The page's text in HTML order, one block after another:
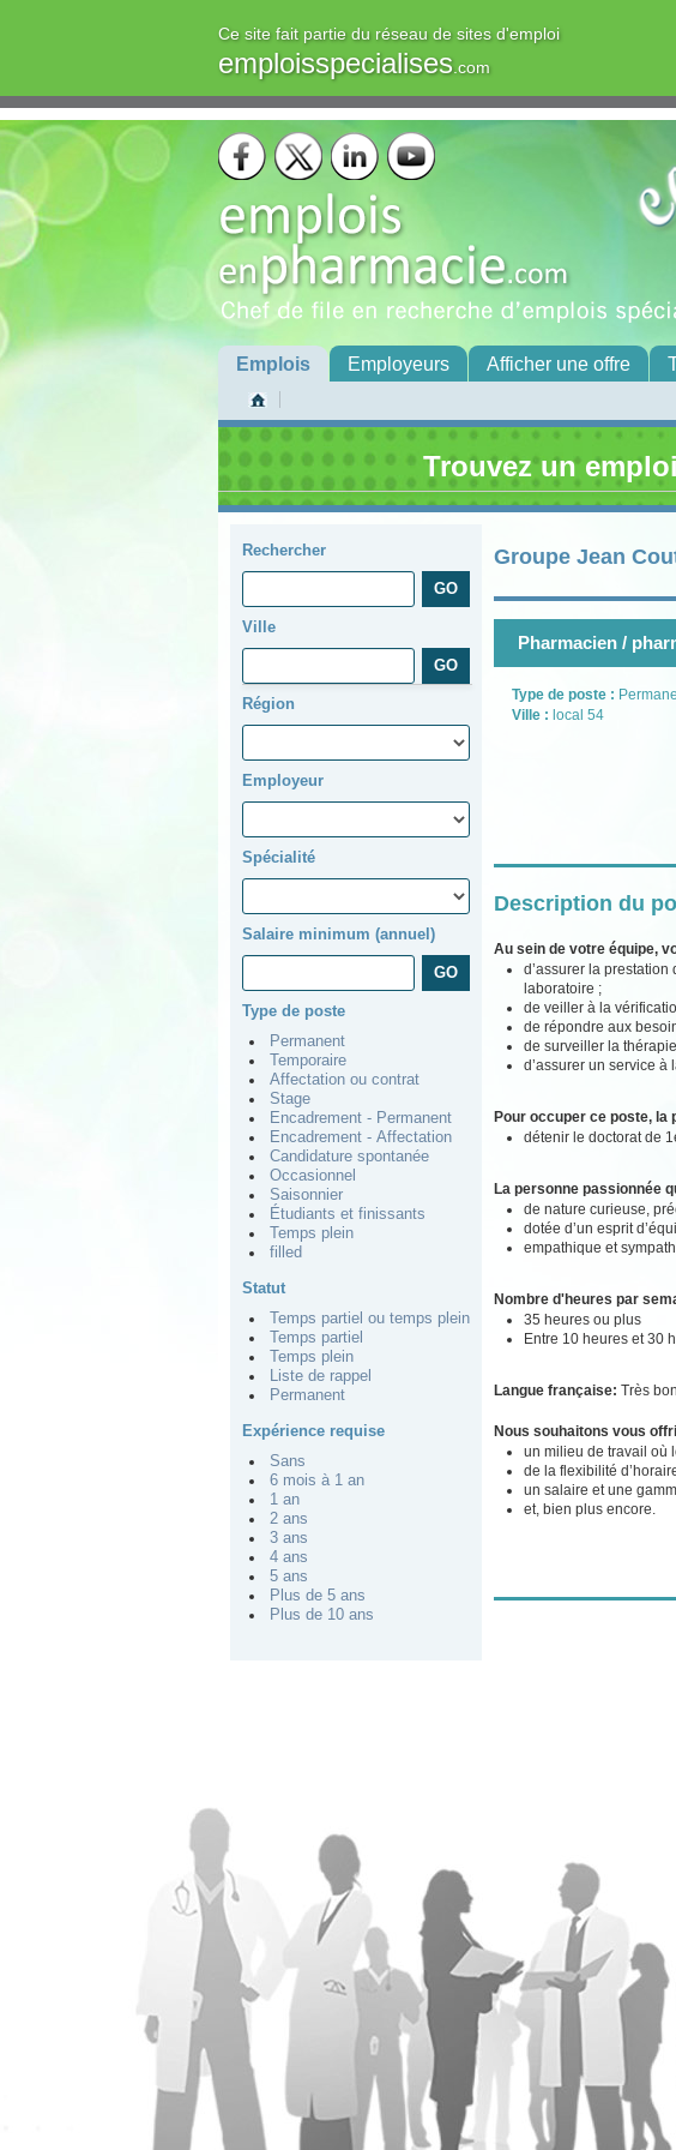
Ce site fait partie du réseau de sites d'emploi
emploisspecialises.com
Emplois Employeurs Afficher une offre
Trouvez un emploi
Rechercher
Ville
Région
Employeur
Spécialité
Salaire minimum (annuel)
Type de poste
Permanent
Temporaire
Affectation ou contrat
Stage
Encadrement - Permanent
Encadrement - Affectation
Candidature spontanée
Occasionnel
Saisonnier
Étudiants et finissants
Temps plein
filled
Statut
Temps partiel ou temps plein
Temps partiel
Temps plein
Liste de rappel
Permanent
Expérience requise
Sans
6 mois à 1 an
1 an
2 ans
3 ans
4 ans
5 ans
Plus de 5 ans
Plus de 10 ans
Groupe Jean
Pharmacien /
Type de poste :
Ville : local 54
Description du
Au sein de votre équipe,
d’assurer la
laboratoire ;
de veiller à la
de répondre aux
de surveiller la
d’assurer un service à
Pour occuper ce poste, la
détenir le doctorat de
La personne passionnée
de nature curieuse,
dotée d’un esprit
empathique et
Nombre d'heures par
35 heures ou plus
Entre 10 heures et 30
Langue française: Très
Nous souhaitons vous
un milieu de travail où
de la flexibilité
un salaire et une
et, bien plus encore.